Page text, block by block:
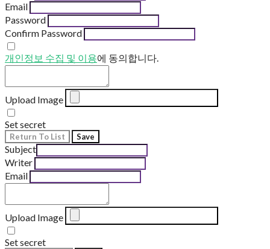
Email
Password
Confirm Password
개인정보 수집 및 이용에 동의합니다.
Upload Image
Set secret
Return To List Save
Subject
Writer
Email
Upload Image
Set secret